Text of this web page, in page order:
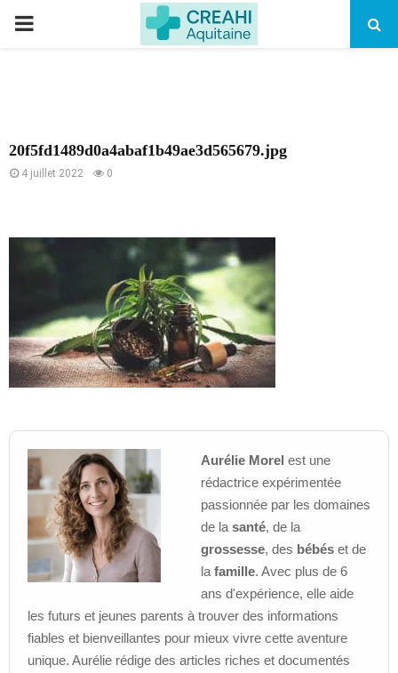
PRIMARY
20f5fd1489d0a4abaf1b49ae3d565679.jpg
4 juillet 2022 0
Aurélie Morel est une
rédactrice expérimentée
passionnée par les domaines
de la santé, de la
grossesse, des bébés et de
la famille. Avec plus de 6
ans d'expérience, elle aide
les futurs et jeunes parents à trouver des informations
fiables et bienveillantes pour mieux vivre cette aventure
unique. Aurélie rédige des articles riches et documentés